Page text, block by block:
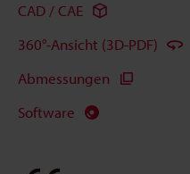
CAD / CAE
360°-Ansicht (3D-PDF)
Abmessungen
Software